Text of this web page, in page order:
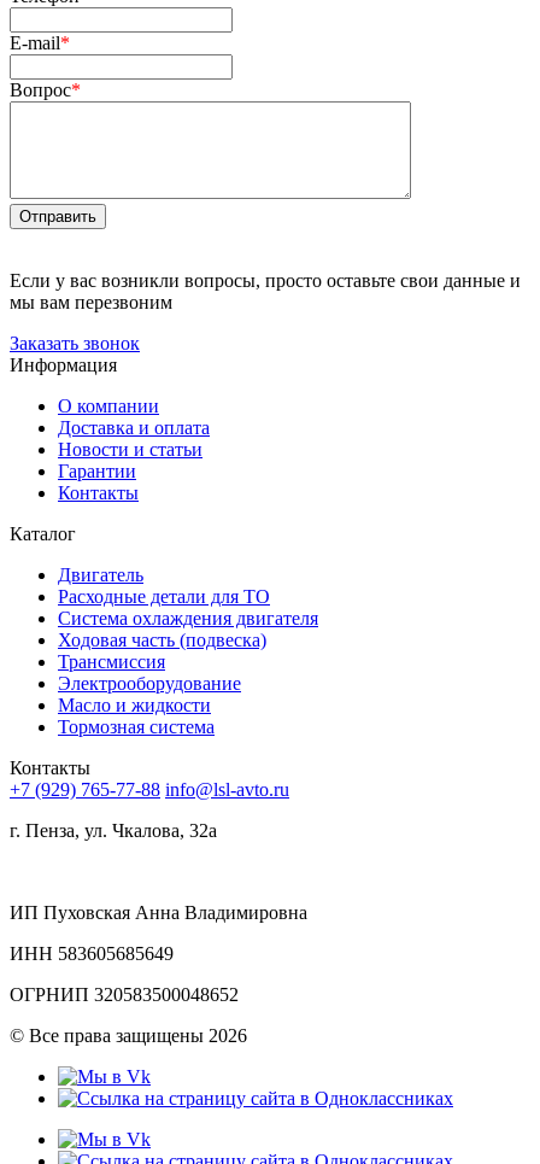
E-mail*
Вопрос*
Отправить
Если у вас возникли вопросы, просто оставьте свои данные и
мы вам перезвоним
Заказать звонок
Информация
О компании
Доставка и оплата
Новости и статьи
Гарантии
Контакты
Каталог
Двигатель
Расходные детали для ТО
Система охлаждения двигателя
Ходовая часть (подвеска)
Трансмиссия
Электрооборудование
Масло и жидкости
Тормозная система
Контакты
+7 (929) 765-77-88 info@lsl-avto.ru
г. Пенза, ул. Чкалова, 32а
ИП Пуховская Анна Владимировна
ИНН 583605685649
ОГРНИП 320583500048652
© Все права защищены 2026